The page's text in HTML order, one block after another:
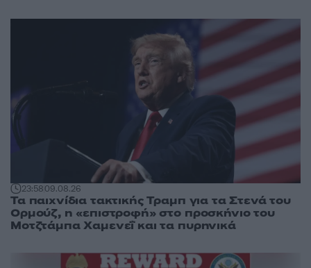
23:5809.08.26
Τα παιχνίδια τακτικής Τραμπ για τα Στενά του
Ορμούζ, η «επιστροφή» στο προσκήνιο του
Μοτζτάμπα Χαμενεΐ και τα πυρηνικά